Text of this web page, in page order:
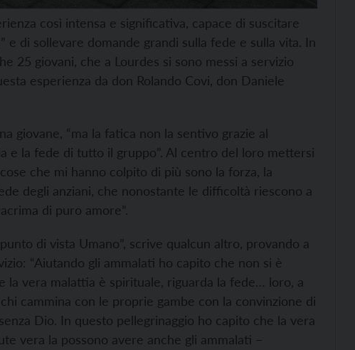
così intensa e significativa, capace di suscitare
di sollevare domande grandi sulla fede e sulla vita. In
25 giovani, che a Lourdes si sono messi a servizio
esperienza da don Rolando Covi, don Daniele
giovane, “ma la fatica non la sentivo grazie al
e la fede di tutto il gruppo”. Al centro del loro mettersi
che mi hanno colpito di più sono la forza, la
degli anziani, che nonostante le difficoltà riescono a
di puro amore”.
di vista Umano”, scrive qualcun altro, provando a
“Aiutando gli ammalati ho capito che non si è
la vera malattia è spirituale, riguarda la fede… loro, a
cammina con le proprie gambe con la convinzione di
Dio. In questo pellegrinaggio ho capito che la vera
vera la possono avere anche gli ammalati –